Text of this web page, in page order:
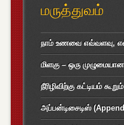
மருத்துவம்
நாம் உணவை எவ்வளவு,
மிளகு – ஒரு முழுமையான
நீரிழிவிற்கு கட்டியம்
அப்பன்டிசைடிஸ்